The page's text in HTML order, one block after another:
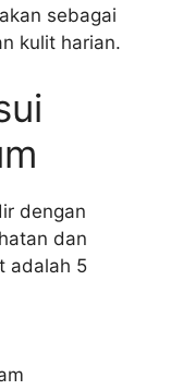
sebagai
kulit harian.
dengan
dan
adalah 5